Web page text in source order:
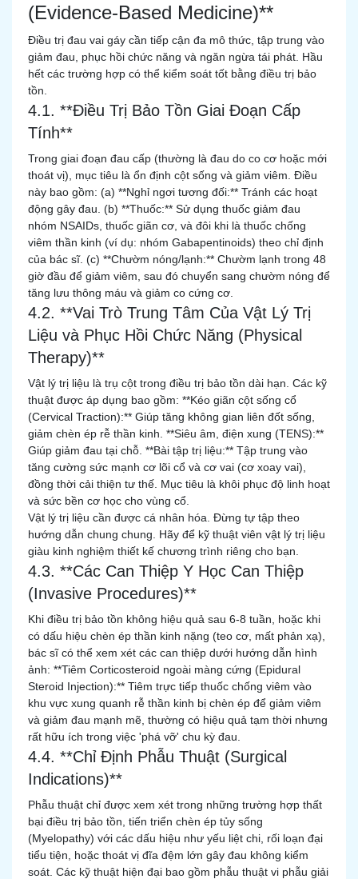
(Evidence-Based Medicine)**
Điều trị đau vai gáy cần tiếp cận đa mô thức, tập trung vào
giảm đau, phục hồi chức năng và ngăn ngừa tái phát. Hầu
hết các trường hợp có thể kiểm soát tốt bằng điều trị bảo
tồn.
4.1. **Điều Trị Bảo Tồn Giai Đoạn Cấp
Tính**
Trong giai đoạn đau cấp (thường là đau do co cơ hoặc mới
thoát vị), mục tiêu là ổn định cột sống và giảm viêm. Điều
này bao gồm: (a) **Nghỉ ngơi tương đối:** Tránh các hoạt
động gây đau. (b) **Thuốc:** Sử dụng thuốc giảm đau
nhóm NSAIDs, thuốc giãn cơ, và đôi khi là thuốc chống
viêm thần kinh (ví dụ: nhóm Gabapentinoids) theo chỉ định
của bác sĩ. (c) **Chườm nóng/lạnh:** Chườm lạnh trong 48
giờ đầu để giảm viêm, sau đó chuyển sang chườm nóng để
tăng lưu thông máu và giảm co cứng cơ.
4.2. **Vai Trò Trung Tâm Của Vật Lý Trị
Liệu và Phục Hồi Chức Năng (Physical
Therapy)**
Vật lý trị liệu là trụ cột trong điều trị bảo tồn dài hạn. Các kỹ
thuật được áp dụng bao gồm: **Kéo giãn cột sống cổ
(Cervical Traction):** Giúp tăng không gian liên đốt sống,
giảm chèn ép rễ thần kinh. **Siêu âm, điện xung (TENS):**
Giúp giảm đau tại chỗ. **Bài tập trị liệu:** Tập trung vào
tăng cường sức mạnh cơ lõi cổ và cơ vai (cơ xoay vai),
đồng thời cải thiện tư thế. Mục tiêu là khôi phục độ linh hoạt
và sức bền cơ học cho vùng cổ.
Vật lý trị liệu cần được cá nhân hóa. Đừng tự tập theo
hướng dẫn chung chung. Hãy để kỹ thuật viên vật lý trị liệu
giàu kinh nghiệm thiết kế chương trình riêng cho bạn.
4.3. **Các Can Thiệp Y Học Can Thiệp
(Invasive Procedures)**
Khi điều trị bảo tồn không hiệu quả sau 6-8 tuần, hoặc khi
có dấu hiệu chèn ép thần kinh nặng (teo cơ, mất phản xạ),
bác sĩ có thể xem xét các can thiệp dưới hướng dẫn hình
ảnh: **Tiêm Corticosteroid ngoài màng cứng (Epidural
Steroid Injection):** Tiêm trực tiếp thuốc chống viêm vào
khu vực xung quanh rễ thần kinh bị chèn ép để giảm viêm
và giảm đau mạnh mẽ, thường có hiệu quả tạm thời nhưng
rất hữu ích trong việc 'phá vỡ' chu kỳ đau.
4.4. **Chỉ Định Phẫu Thuật (Surgical
Indications)**
Phẫu thuật chỉ được xem xét trong những trường hợp thất
bại điều trị bảo tồn, tiến triển chèn ép tủy sống
(Myelopathy) với các dấu hiệu như yếu liệt chi, rối loạn đại
tiểu tiện, hoặc thoát vị đĩa đệm lớn gây đau không kiểm
soát. Các kỹ thuật hiện đại bao gồm phẫu thuật vi phẫu giải